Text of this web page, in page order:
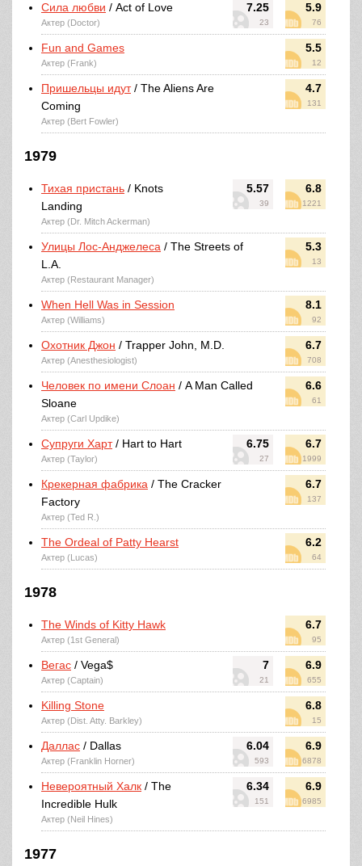
7.25
23
5.9
76
Сила любви / Act of Love
Актер (Doctor)
5.5
12
Fun and Games
Актер (Frank)
4.7
131
Пришельцы идут/ The Aliens Are
Coming
Актер (Bert Fowler)
1979
5.57
39
6.8
1221
Тихая пристань / Knots
Landing
Актер (Dr. Mitch Ackerman)
5.3
13
Улицы Лос-Анджелеса / The Streets of
L.A.
Актер (Restaurant Manager)
8.1
92
When Hell Was in Session
Актер (Williams)
6.7
708
Охотник Джон / Trapper John, M.D.
Актер (Anesthesiologist)
6.6
61
Человек по имени Слоан / A Man Called
Sloane
Актер (Carl Updike)
6.75
27
6.7
1999
Супруги Харт/ Hart to Hart
Актер (Taylor)
6.7
137
Крекерная фабрика / The Cracker
Factory
Актер (Ted R.)
6.2
64
The Ordeal of Patty Hearst
Актер (Lucas)
1978
6.7
95
The Winds of Kitty Hawk
Актер (1st General)
7
21
6.9
655
Вегас / Vega$
Актер (Captain)
6.8
15
Killing Stone
Актер (Dist. Atty. Barkley)
6.04
593
6.9
6878
Даллас / Dallas
Актер (Franklin Horner)
6.34
151
6.9
6985
Невероятный Халк / The
Incredible Hulk
Актер (Neil Hines)
1977